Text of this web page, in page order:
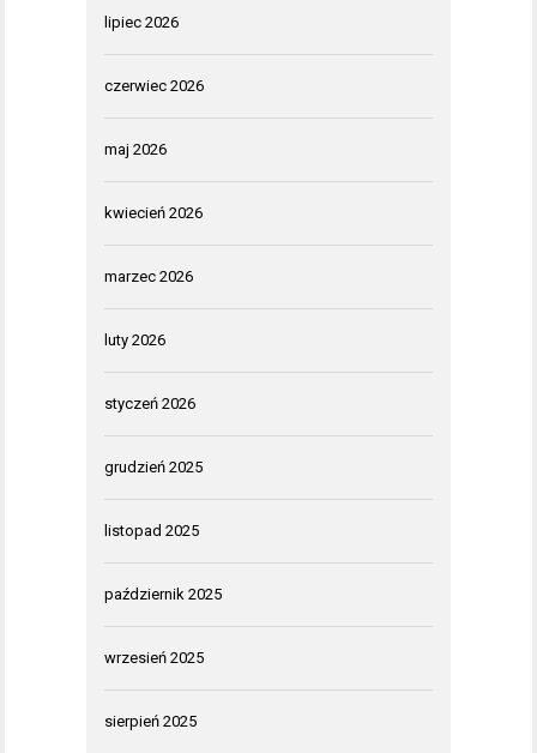
lipiec 2026
czerwiec 2026
maj 2026
kwiecień 2026
marzec 2026
luty 2026
styczeń 2026
grudzień 2025
listopad 2025
październik 2025
wrzesień 2025
sierpień 2025